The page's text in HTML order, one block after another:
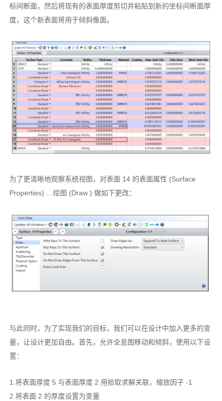
标间断面，然后将现有的表面厚度剪切并粘贴到新的坐标间断面厚
度，这个新表面将用于倾斜像面。
为了更清晰地观察系统视图，对表面 14 的表面属性 (Surface
Properties) …绘图 (Draw ) 做如下更改：
与此同时，为了实现我们的目标，我们可以在设计中加入更多的变
量，让设计更加自由。首先，允许全息图移动和倾斜，使用以下设
置：
1.将表面厚度 5 与表面厚度 2 用拾取求解关联，缩放因子 -1
2.将表面 2 的厚度设置为变量